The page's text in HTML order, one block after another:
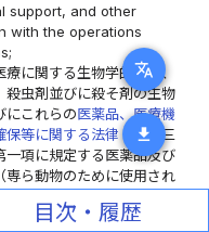
translate
download
support, and other
with the operations
に関する生物学的製剤、
虫剤並びに殺そ剤の生物
にこれらの医薬品、医療機
保等に関する法律 （昭和三
項に規定する医薬品及び
専ら動物のために使用され
。
目次・履歴